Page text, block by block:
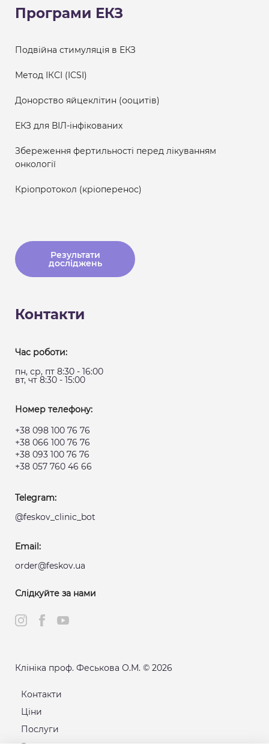
Програми ЕКЗ
Подвійна стимуляція в ЕКЗ
Метод ІКСІ (ICSI)
Донорство яйцеклітин (ооцитів)
ЕКЗ для ВІЛ-інфікованих
Збереження фертильності перед лікуванням
онкології
Кріопротокол (кріоперенос)
Результати
досліджень
Контакти
Час роботи:
пн, ср, пт 8:30 - 16:00
вт, чт 8:30 - 15:00
Номер телефону:
+38 098 100 76 76
+38 066 100 76 76
+38 093 100 76 76
+38 057 760 46 66
Telegram:
@feskov_clinic_bot
Email:
order@feskov.ua
Слідкуйте за нами
Клініка проф. Феськова О.М. © 2026
Контакти
Ціни
Послуги